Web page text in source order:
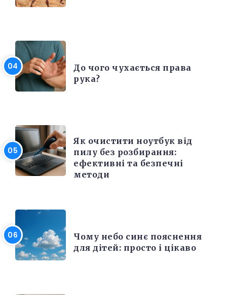
До чого чухається права
рука?
Як очистити ноутбук від
пилу без розбирання:
ефективні та безпечні
методи
Чому небо синє пояснення
для дітей: просто і цікаво